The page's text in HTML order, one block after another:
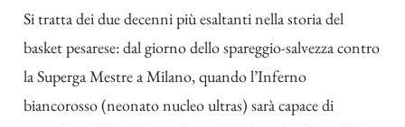
Si tratta dei due decenni più esaltanti nella storia del
basket pesarese: dal giorno dello spareggio-salvezza contro
la Superga Mestre a Milano, quando l’Inferno
biancorosso (neonato nucleo ultras) sarà capace di